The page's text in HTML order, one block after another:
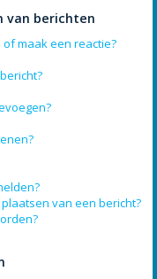
van berichten
maak een reactie?
van een bericht?